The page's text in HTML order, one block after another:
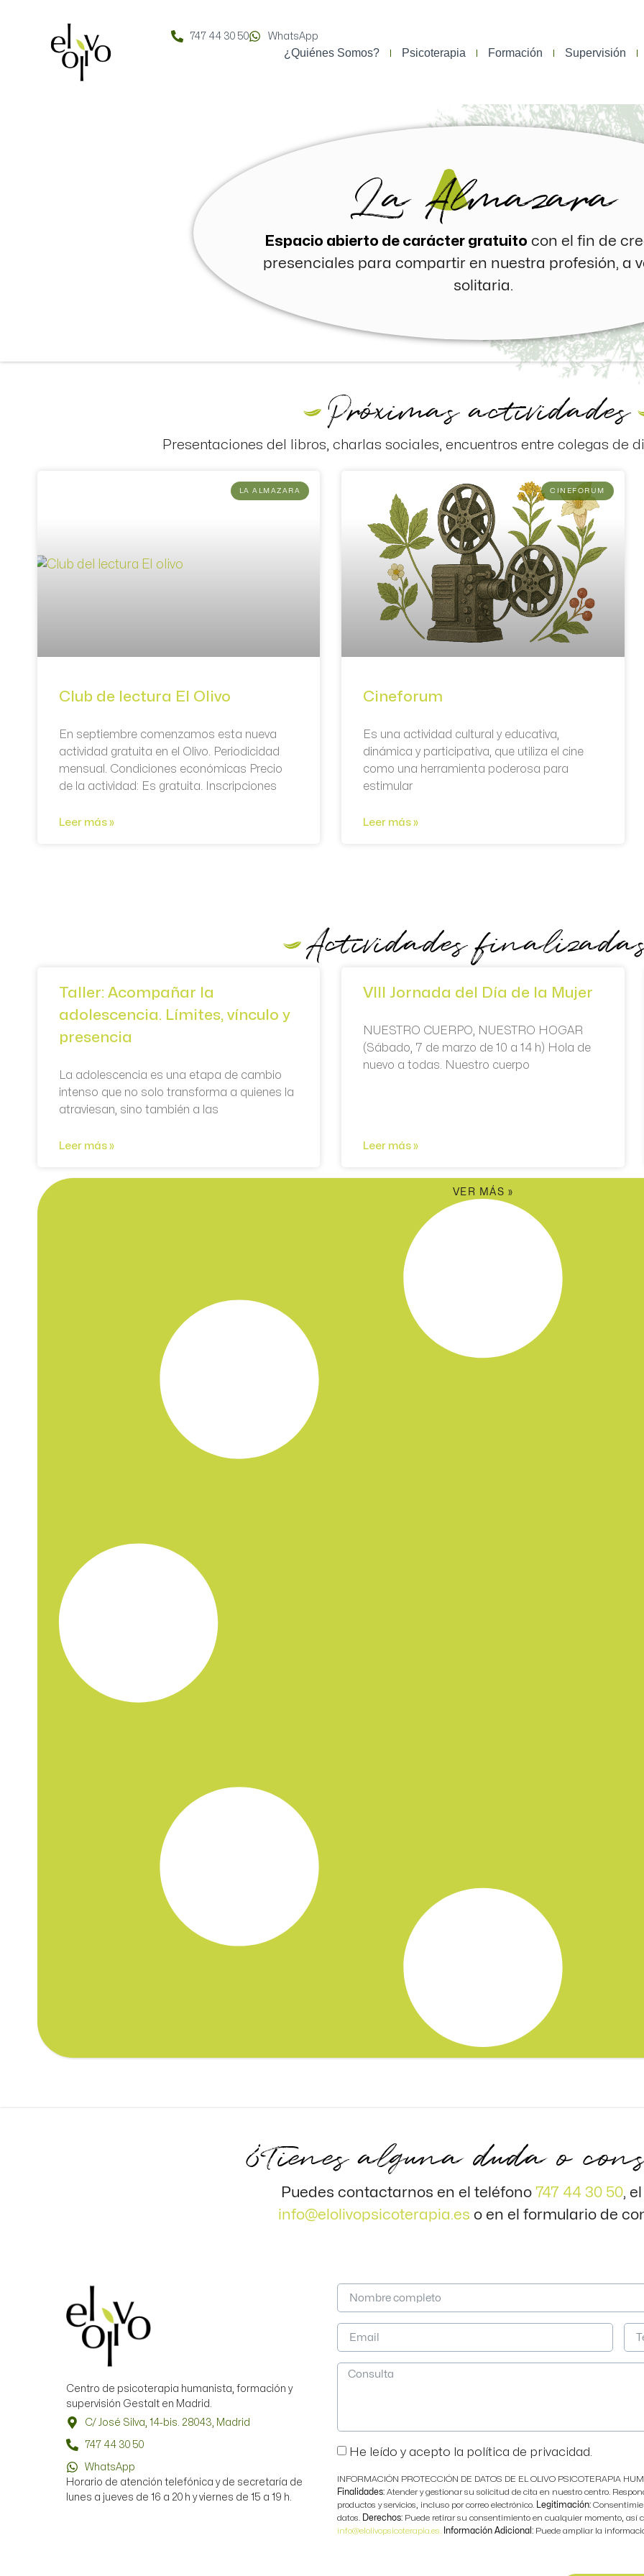
747 44 30 50 WhatsApp
¿Quiénes Somos? Psicoterapia Formación Supervisión
La Almazara
Espacio abierto de carácter gratuito con el fin de
presenciales para compartir en nuestra profesión, a
solitaria.
Próximas actividades
Presentaciones del libros, charlas sociales, encuentros entre colegas de
LA ALMAZARA
Club de lectura El Olivo
En septiembre comenzamos esta nueva
actividad gratuita en el Olivo. Periodicidad
mensual. Condiciones económicas Precio
de la actividad: Es gratuita. Inscripciones
Leer más »
CINEFORUM
Cineforum
Es una actividad cultural y educativa,
dinámica y participativa, que utiliza el cine
como una herramienta poderosa para
estimular
Leer más »
Actividades
Taller: Acompañar la
adolescencia. Límites, vínculo y
presencia
La adolescencia es una etapa de cambio
intenso que no solo transforma a quienes la
atraviesan, sino también a las
Leer más »
VIII Jornada del Día de la Mujer
NUESTRO CUERPO, NUESTRO HOGAR
(Sábado, 7 de marzo de 10 a 14 h) Hola de
nuevo a todas. Nuestro cuerpo
Leer más »
VER MÁS »
¿Tienes alguna duda o
Puedes contactarnos en el teléfono 747 44 30 50,
info@elolivopsicoterapia.es o en el formulario de
Centro de psicoterapia humanista, formación y
supervisión Gestalt en Madrid.
C/ José Silva, 14-bis. 28043, Madrid
747 44 30 50
WhatsApp
Horario de atención telefónica y de secretaría de
lunes a jueves de 16 a 20 h y viernes de 15 a 19 h.
He leído y acepto la política de privacidad.
INFORMACIÓN PROTECCIÓN DE DATOS DE EL OLIVO PSICOTERAPIA
Finalidades: Atender y gestionar su solicitud de cita en nuestro centro.
productos y servicios, incluso por correo electrónico.
Legitimación:
datos.
Derechos: Puede retirar su consentimiento en cualquier momento, así
info@elolivopsicoterapia.es.
Información Adicional: Puede ampliar la